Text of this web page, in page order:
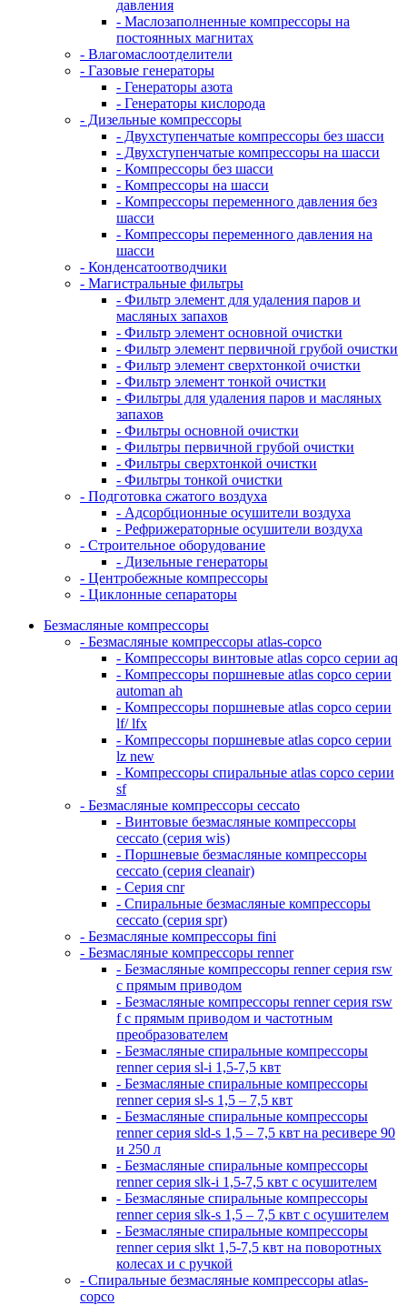
давления
- Маслозаполненные компрессоры на
постоянных магнитах
- Влагомаслоотделители
- Газовые генераторы
- Генераторы азота
- Генераторы кислорода
- Дизельные компрессоры
- Двухступенчатые компрессоры без шасси
- Двухступенчатые компрессоры на шасси
- Компрессоры без шасси
- Компрессоры на шасси
- Компрессоры переменного давления без
шасси
- Компрессоры переменного давления на
шасси
- Конденсатоотводчики
- Магистральные фильтры
- Фильтр элемент для удаления паров и
масляных запахов
- Фильтр элемент основной очистки
- Фильтр элемент первичной грубой очистки
- Фильтр элемент сверхтонкой очистки
- Фильтр элемент тонкой очистки
- Фильтры для удаления паров и масляных
запахов
- Фильтры основной очистки
- Фильтры первичной грубой очистки
- Фильтры сверхтонкой очистки
- Фильтры тонкой очистки
- Подготовка сжатого воздуха
- Адсорбционные осушители воздуха
- Рефрижераторные осушители воздуха
- Строительное оборудование
- Дизельные генераторы
- Центробежные компрессоры
- Циклонные сепараторы
Безмасляные компрессоры
- Безмасляные компрессоры atlas-copco
- Компрессоры винтовые atlas copco серии aq
- Компрессоры поршневые atlas copco серии
automan ah
- Компрессоры поршневые atlas copco серии
lf/ lfx
- Компрессоры поршневые atlas copco серии
lz new
- Компрессоры спиральные atlas copco серии
sf
- Безмасляные компрессоры ceccato
- Винтовые безмасляные компрессоры
ceccato (серия wis)
- Поршневые безмасляные компрессоры
ceccato (серия cleanair)
- Серия cnr
- Спиральные безмасляные компрессоры
ceccato (серия spr)
- Безмасляные компрессоры fini
- Безмасляные компрессоры renner
- Безмасляные компрессоры renner серия rsw
с прямым приводом
- Безмасляные компрессоры renner серия rsw
f с прямым приводом и частотным
преобразователем
- Безмасляные спиральные компрессоры
renner серия sl-i 1,5-7,5 квт
- Безмасляные спиральные компрессоры
renner серия sl-s 1,5 – 7,5 квт
- Безмасляные спиральные компрессоры
renner серия sld-s 1,5 – 7,5 квт на ресивере 90
и 250 л
- Безмасляные спиральные компрессоры
renner серия slk-i 1,5-7,5 квт с осушителем
- Безмасляные спиральные компрессоры
renner серия slk-s 1,5 – 7,5 квт с осушителем
- Безмасляные спиральные компрессоры
renner серия slkt 1,5-7,5 квт на поворотных
колесах и с ручкой
- Спиральные безмасляные компрессоры atlas-
copco